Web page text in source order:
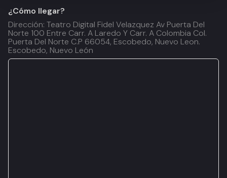
¿Cómo llegar?
Dirección: Teatro Digital Fidel Velazquez Av Puerta Del
Norte 100 Entre Carr. A Laredo Y Carr. A Colombia Col.
Puerta Del Norte C.P 66054, Escobedo, Nuevo Leon.
Escobedo, Nuevo León